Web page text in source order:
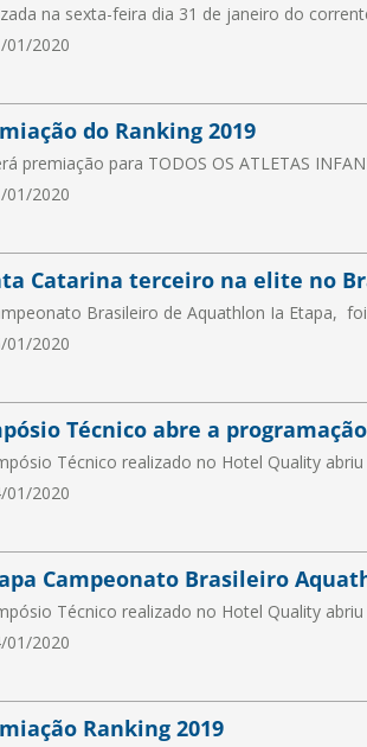
na sexta-feira dia 31 de janeiro do
01/2020
do Ranking 2019
premiação para TODOS OS ATLETAS
01/2020
Catarina terceiro na elite no
Brasileiro de Aquathlon Ia Etapa,
01/2020
Técnico abre a
Técnico realizado no Hotel Quality
01/2020
Campeonato Brasileiro
Técnico realizado no Hotel Quality
01/2020
Ranking 2019